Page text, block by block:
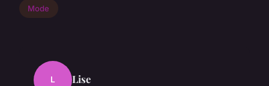
Mode
L Lise